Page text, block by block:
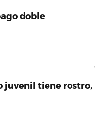
doble
juvenil tiene rostro,